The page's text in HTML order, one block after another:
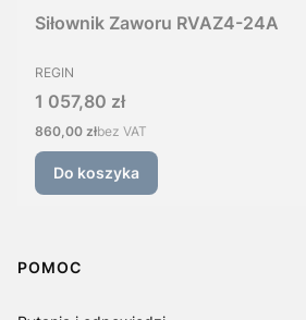
Siłownik Zaworu RVAZ4-24A
PRODUCENT
REGIN
Cena
1 057,80 zł
Cena
860,00 złbez VAT
Do koszyka
Linki w stopce
POMOC